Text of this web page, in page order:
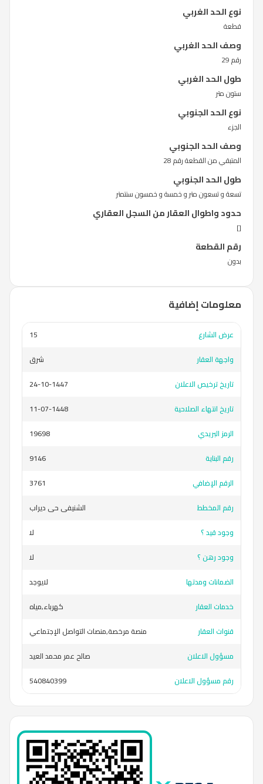
نوع الحد الغربي
قطعة
وصف الحد الغربي
رقم 29
طول الحد الغربي
ستون متر
نوع الحد الجنوبي
الجزء
وصف الحد الجنوبي
المتبقي من القطعة رقم 28
طول الحد الجنوبي
تسعة و تسعون متر و خمسة و خمسون سنتمتر
حدود واطوال العقار من السجل العقاري
[]
رقم القطعة
بدون
معلومات إضافية
عرض الشارع
15
واجهة العقار
شرق
تاريخ ترخيص الاعلان
24-10-1447
تاريخ انتهاء الصلاحية
11-07-1448
الرمز البريدي
19698
رقم البناية
9146
الرقم الإضافي
3761
رقم المخطط
الشنيفى حى ديراب
وجود قيد ؟
لا
وجود رهن ؟
لا
الضمانات ومدتها
لايوجد
خدمات العقار
كهرباء,مياه
قنوات العقار
منصة مرخصة,منصات التواصل الإجتماعي
مسؤول الاعلان
صالح عمر محمد العيد
رقم مسؤول الاعلان
540840399